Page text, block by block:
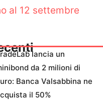
al 12 settembre
lancia un
da 2 milioni di
Banca Valsabbina ne
il 50%